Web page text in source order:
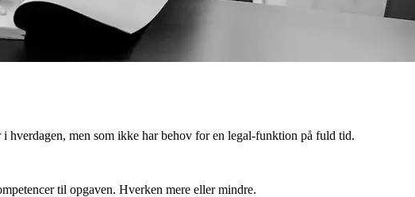
hverdagen, men som ikke har behov for en legal-funktion på fuld tid.
til opgaven. Hverken mere eller mindre.